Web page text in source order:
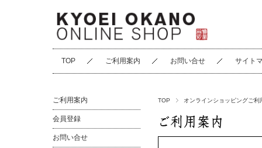
TOP ご利用案内 お問い合せ サイト
TOP オンラインショッピングご利
ご利用案内
会員登録
お問い合せ